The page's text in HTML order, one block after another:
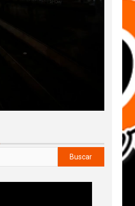
Buscar